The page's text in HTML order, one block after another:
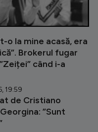
o la mine acasă, era
Brokerul fugar
când i-a
19:59
de Cristiano
”Sunt